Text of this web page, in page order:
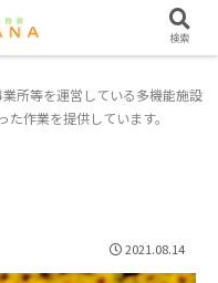
所等を運営している多機能施設
作業を提供しています。
2021.08.14
検索